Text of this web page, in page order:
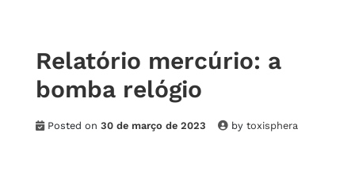
Relatório mercúrio: a
bomba relógio
Posted on 30 de março de 2023 by toxisphera